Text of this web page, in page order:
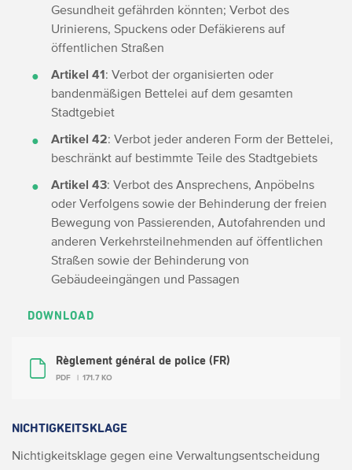
Gesundheit gefährden könnten; Verbot des
Urinierens, Spuckens oder Defäkierens auf
öffentlichen Straßen
Artikel 41: Verbot der organisierten oder
bandenmäßigen Bettelei auf dem gesamten
Stadtgebiet
Artikel 42: Verbot jeder anderen Form der Bettelei,
beschränkt auf bestimmte Teile des Stadtgebiets
Artikel 43: Verbot des Ansprechens, Anpöbelns
oder Verfolgens sowie der Behinderung der freien
Bewegung von Passierenden, Autofahrenden und
anderen Verkehrsteilnehmenden auf öffentlichen
Straßen sowie der Behinderung von
Gebäudeeingängen und Passagen
DOWNLOAD
Règlement général de police (FR)
PDF 171.7 KO
NICHTIGKEITSKLAGE
Nichtigkeitsklage gegen eine Verwaltungsentscheidung